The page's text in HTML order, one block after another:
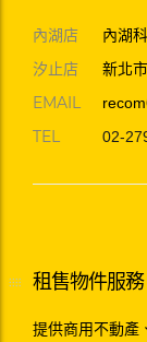
內湖店 內湖
汐止店 新北
EMAIL
TEL 02-
租售物件服務
提供商用不動產